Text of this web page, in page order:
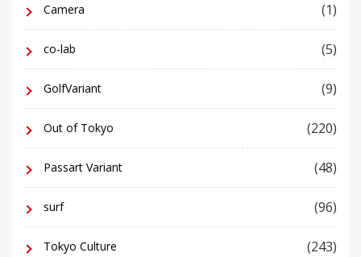
Camera (1)
co-lab (5)
GolfVariant (9)
Out of Tokyo (220)
Passart Variant (48)
surf (96)
Tokyo Culture (243)